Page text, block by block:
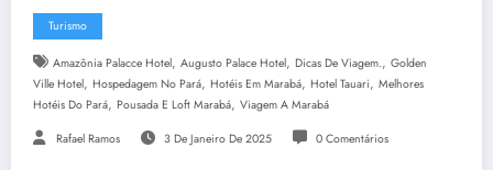
Turismo
Amazônia Palacce Hotel, Augusto Palace Hotel, Dicas De Viagem., Golden
Ville Hotel, Hospedagem No Pará, Hotéis Em Marabá, Hotel Tauari, Melhores
Hotéis Do Pará, Pousada E Loft Marabá, Viagem A Marabá
Rafael Ramos 3 De Janeiro De 2025 0 Comentários